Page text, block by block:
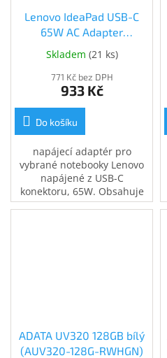
Lenovo IdeaPad USB-C
65W AC Adapter
(GX20P92529)
Skladem (21 ks)
771 Kč bez DPH
933 Kč
Do košíku
napájecí adaptér pro
vybrané notebooky Lenovo
napájené z USB-C
konektoru, 65W. Obsahuje
síťový kabel.
ADATA UV320 128GB bílý
(AUV320-128G-RWHGN)